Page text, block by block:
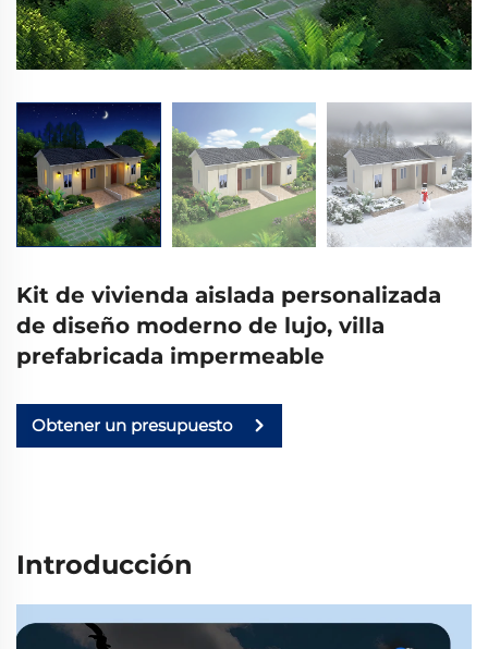
Kit de vivienda aislada personalizada
de diseño moderno de lujo, villa
prefabricada impermeable
Obtener un presupuesto
Introducción